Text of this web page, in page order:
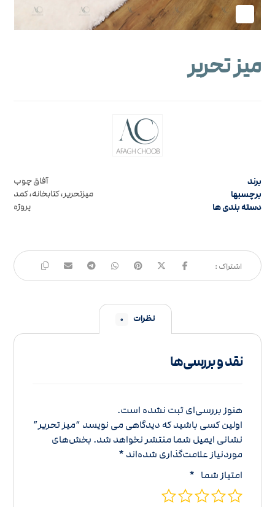
میز تحریر
برند آفاق چوب
برچسبها میزتحریر، کتابخانه، کمد
دسته بندی ها پروژه
نظرات ۰
نقد و بررسی‌ها
هنوز بررسی‌ای ثبت نشده است.
اولین کسی باشید که دیدگاهی می نویسد “میز تحریر”
نشانی ایمیل شما منتشر نخواهد شد. بخش‌های
موردنیاز علامت‌گذاری شده‌اند *
امتیاز شما *